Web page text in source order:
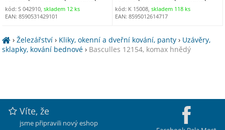
kód: S 042910, skladem 12 ks
EAN: 8590531429101
kód: K 15008,skladem 118 ks
EAN: 8595012614717
›Železářství › Kliky, okenní a dveřní kování, panty › Uzávěry,
sklapky, kování bednové › Basculles 12154, komax hnědý
Víte, že
jsme připravili nový eshop